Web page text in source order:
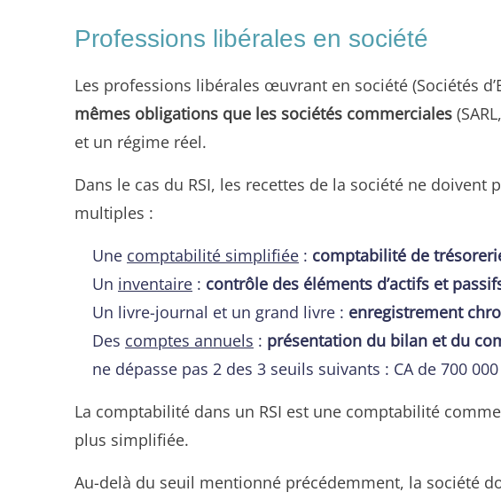
Professions libérales en société
Les professions libérales œuvrant en société (Sociétés
mêmes obligations que les sociétés commerciales
et un régime réel.
Dans le cas du RSI, les recettes de la société ne
multiples :
Une comptabilité simplifiée : comptabilité de
Un inventaire : contrôle des éléments d’actifs et
Un livre-journal et un grand livre : enregistrement
Des comptes annuels : présentation du bilan et du
ne dépasse pas 2 des 3 seuils suivants : CA de 700
La comptabilité dans un RSI est une comptabilité
plus simplifiée.
Au-delà du seuil mentionné précédemment, la société